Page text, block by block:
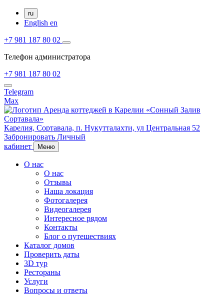
ru
English en
+7 981 187 80 02
Телефон администратора
+7 981 187 80 02
Telegram
Max
Карелия, Сортавала, п. Нукутталахти, ул Центральная 52
Забронировать Личный
кабинет
Меню
О нас
О нас
Отзывы
Наша локация
Фотогалерея
Видеогалерея
Интересное рядом
Контакты
Блог о путешествиях
Каталог домов
Проверить даты
3D тур
Рестораны
Услуги
Вопросы и ответы